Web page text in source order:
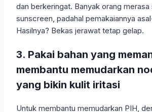
dan berkeringat. Banyak orang merasa
sunscreen, padahal pemakaiannya
Hasilnya? Bekas jerawat tetap gelap.
3. Pakai bahan yang
membantu memudarkan
yang bikin kulit iritasi
Untuk membantu memudarkan PIH,